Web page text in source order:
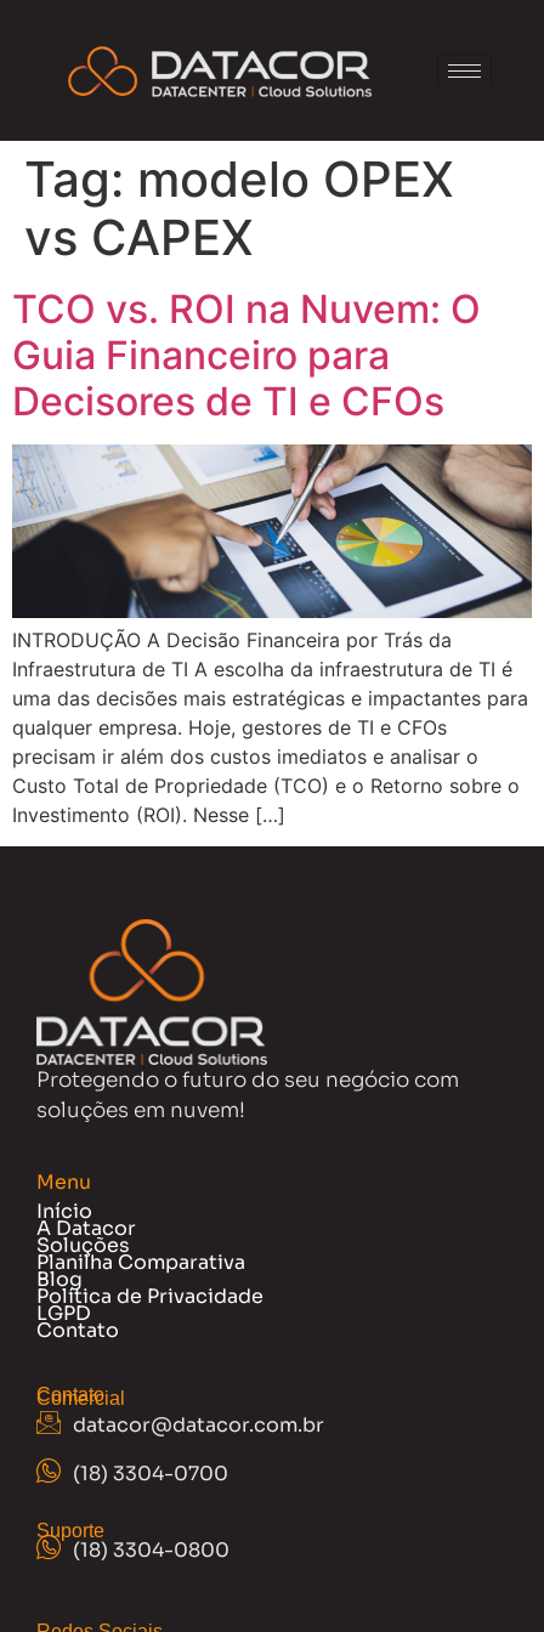
Tag: modelo OPEX
vs CAPEX
TCO vs. ROI na Nuvem: O
Guia Financeiro para
Decisores de TI e CFOs
INTRODUÇÃO A Decisão Financeira por Trás da
Infraestrutura de TI A escolha da infraestrutura de TI é
uma das decisões mais estratégicas e impactantes para
qualquer empresa. Hoje, gestores de TI e CFOs
precisam ir além dos custos imediatos e analisar o
Custo Total de Propriedade (TCO) e o Retorno sobre o
Investimento (ROI). Nesse […]
Protegendo o futuro do seu negócio com
soluções em nuvem!
Menu
Início
A Datacor
Soluções
Planilha Comparativa
Blog
Política de Privacidade
LGPD
Contato
Contato
Comercial
datacor@datacor.com.br
(18) 3304-0700
Suporte
(18) 3304-0800